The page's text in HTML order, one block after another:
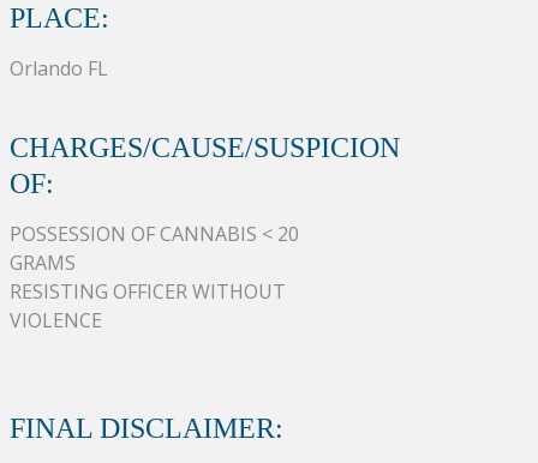
PLACE:
Orlando FL
CHARGES/CAUSE/SUSPICION
OF:
POSSESSION OF CANNABIS < 20
GRAMS
RESISTING OFFICER WITHOUT
VIOLENCE
FINAL DISCLAIMER: